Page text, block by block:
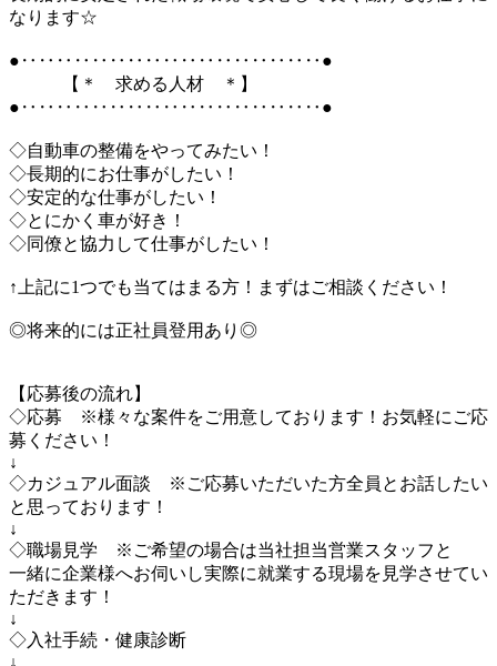
なります☆
●‥‥‥‥‥‥‥‥‥‥‥‥‥‥‥‥‥●
【＊ 求める人材 ＊】
●‥‥‥‥‥‥‥‥‥‥‥‥‥‥‥‥‥●
◇自動車の整備をやってみたい！
◇長期的にお仕事がしたい！
◇安定的な仕事がしたい！
◇とにかく車が好き！
◇同僚と協力して仕事がしたい！
↑上記に1つでも当てはまる方！まずはご相談ください！
◎将来的には正社員登用あり◎
【応募後の流れ】
◇応募 ※様々な案件をご用意しております！お気軽にご応
募ください！
↓
◇カジュアル面談 ※ご応募いただいた方全員とお話したい
と思っております！
↓
◇職場見学 ※ご希望の場合は当社担当営業スタッフと
一緒に企業様へお伺いし実際に就業する現場を見学させてい
ただきます！
↓
◇入社手続・健康診断
↓